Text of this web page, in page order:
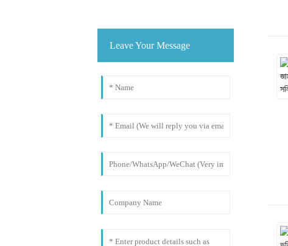
Leave Your Message